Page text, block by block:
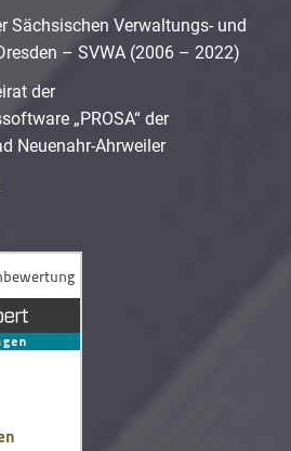
Sächsischen Verwaltungs- und
– SVWA (2006 – 2022)
der
„PROSA“ der
Neuenahr-Ahrweiler